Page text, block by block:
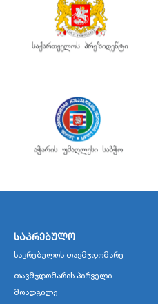
საკრებულო
საკრებულოს თავმჯდომარე
თავმჯდომარის პირველი
მოადგილე